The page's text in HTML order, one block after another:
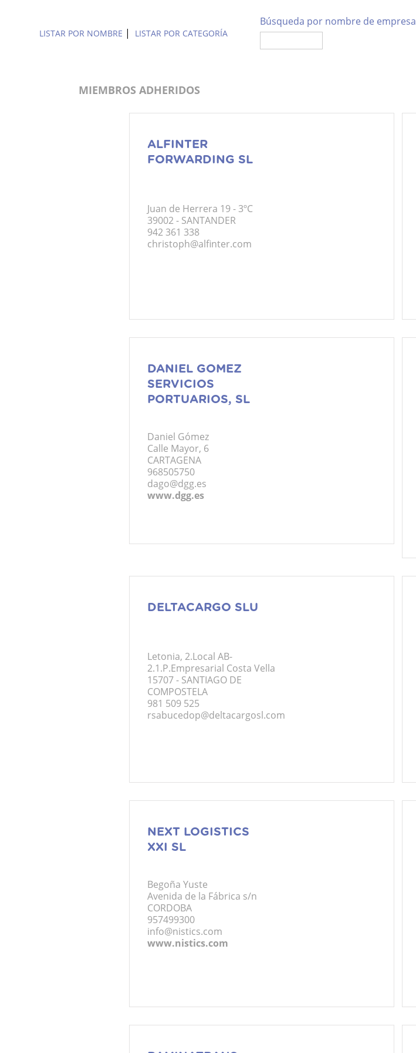
LISTAR POR NOMBRE | LISTAR POR CATEGORÍA
Búsqueda por nombre de empresa
MIEMBROS ADHERIDOS
ALFINTER
FORWARDING SL
Juan de Herrera 19 - 3ºC
39002 - SANTANDER
942 361 338
christoph@alfinter.com
DANIEL GOMEZ
SERVICIOS
PORTUARIOS, SL
Daniel Gómez
Calle Mayor, 6
CARTAGENA
968505750
dago@dgg.es
www.dgg.es
DELTACARGO SLU
Letonia, 2.Local AB-
2.1.P.Empresarial Costa Vella
15707 - SANTIAGO DE
COMPOSTELA
981 509 525
rsabucedop@deltacargosl.com
NEXT LOGISTICS
XXI SL
Begoña Yuste
Avenida de la Fábrica s/n
CORDOBA
957499300
info@nistics.com
www.nistics.com